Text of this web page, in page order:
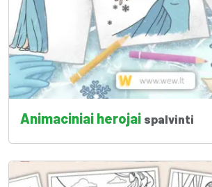
Animaciniai herojai spalvinti